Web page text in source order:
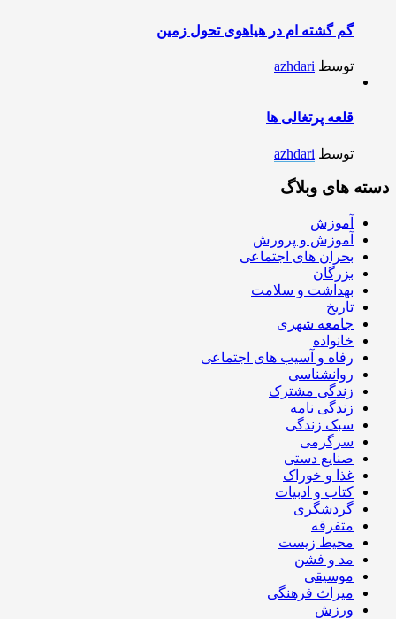
گم گشته ام در هیاهوی تحول زمین
توسط azhdari
قلعه پرتغالی ها
توسط azhdari
دسته های وبلاگ
آموزش
آموزش و پرورش
بحران های اجتماعی
بزرگان
بهداشت و سلامت
تاریخ
جامعه شهری
خانواده
رفاه و آسیب های اجتماعی
روانشناسی
زندگی مشترک
زندگی نامه
سبک زندگی
سرگرمی
صنایع دستی
غذا و خوراک
کتاب و ادبیات
گردشگری
متفرقه
محیط زیست
مد و فشن
موسیقی
میراث فرهنگی
ورزش